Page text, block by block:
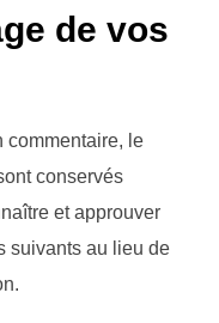
de vos
commentaire, le
conservés
et approuver
suivants au lieu de